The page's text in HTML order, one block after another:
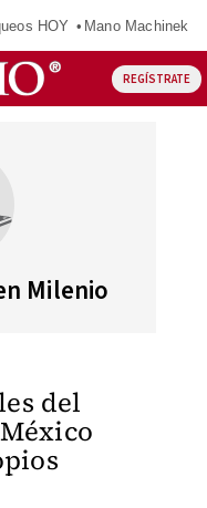
HOY Mano Machinek
REGÍSTRATE
Milenio
del